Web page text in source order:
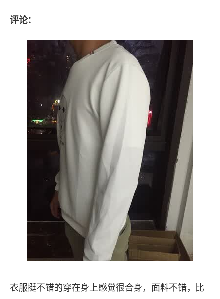
评论：
衣服挺不错的穿在身上感觉很合身，面料不错，比